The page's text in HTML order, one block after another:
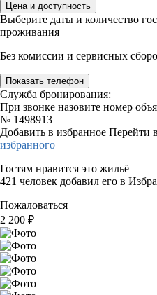
Цена и доступность
Выберите даты и количество
проживания
Без комиссии и сервисных
Показать телефон
Служба бронирования:
При звонке назовите номер
№ 1498913
Добавить в избранное Перейти
избранного
Гостям нравится это жильё
421 человек добавил его в
Пожаловаться
2 200 ₽